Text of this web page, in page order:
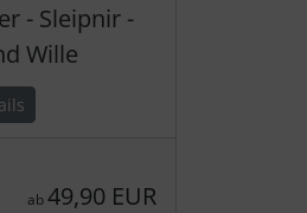
- Sleipnir -
Wille
ab49,90 EUR